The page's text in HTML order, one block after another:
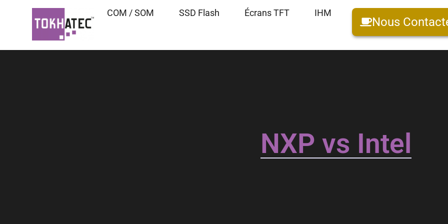
COM / SOM SSD Flash Écrans TFT IHM
Nous
NXP vs Intel